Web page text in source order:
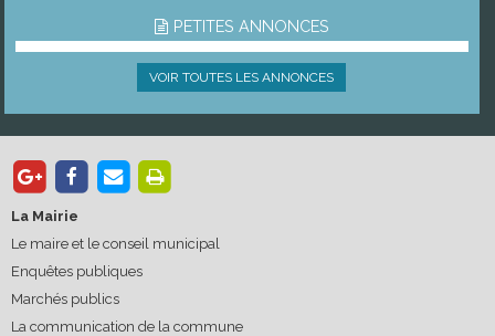
PETITES ANNONCES
VOIR TOUTES LES ANNONCES
La Mairie
Le maire et le conseil municipal
Enquêtes publiques
Marchés publics
La communication de la commune